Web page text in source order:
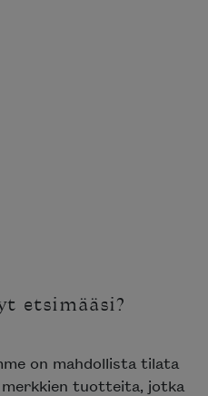
etsimääsi?
on mahdollista tilata
merkkien tuotteita, jotka